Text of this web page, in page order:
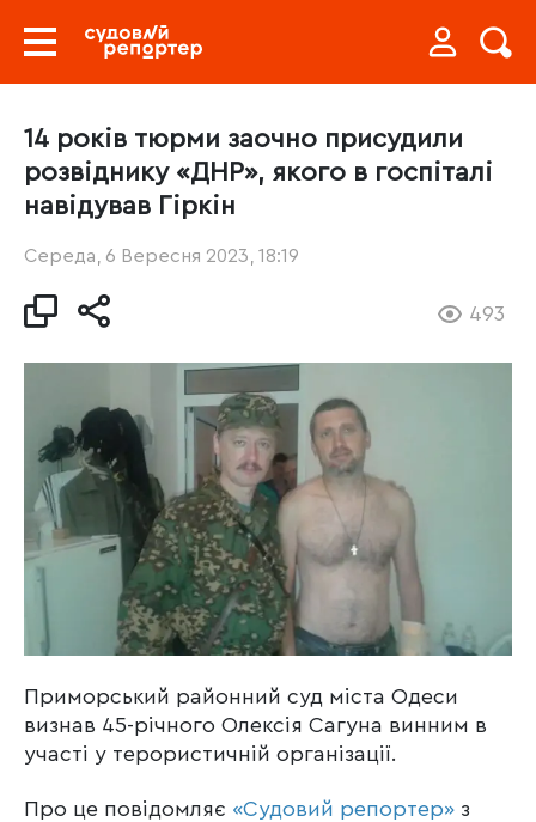
14 років тюрми заочно присудили
розвіднику «ДНР», якого в госпіталі
навідував Гіркін
Середа, 6 Вересня 2023, 18:19
493
Приморський районний суд міста Одеси
визнав 45-річного Олексія Сагуна винним в
участі у терористичній організації.
Про це повідомляє «Судовий репортер» з